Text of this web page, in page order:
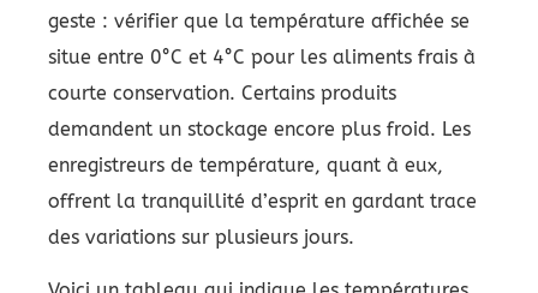
geste : vérifier que la température affichée se
situe entre 0°C et 4°C pour les aliments frais à
courte conservation. Certains produits
demandent un stockage encore plus froid. Les
enregistreurs de température, quant à eux,
offrent la tranquillité d’esprit en gardant trace
des variations sur plusieurs jours.